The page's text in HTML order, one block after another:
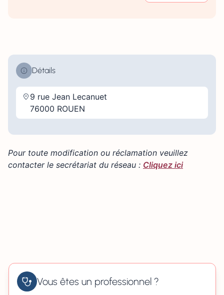
Détails
9 rue Jean Lecanuet
76000 ROUEN
Pour toute modification ou réclamation veuillez
contacter le secrétariat du réseau : Cliquez ici
Vous êtes un professionnel ?